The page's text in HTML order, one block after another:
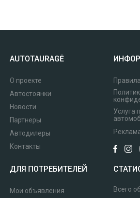
AUTOTAURAGĖ
О проекте
Автостоянки
Новости
Партнеры
Автодилеры
Контакты
Правила
Услуга
ДЛЯ ПОТРЕБИТЕЛЕЙ
Мои объявления Всего